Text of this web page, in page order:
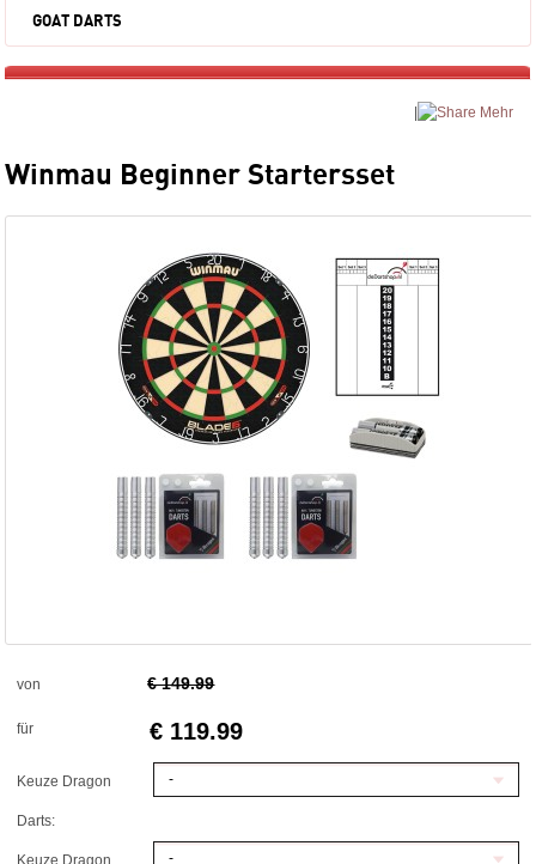
GOAT DARTS
Mehr
Winmau Beginner Startersset
von € 149.99
für € 119.99
Keuze Dragon
Darts:
-
-